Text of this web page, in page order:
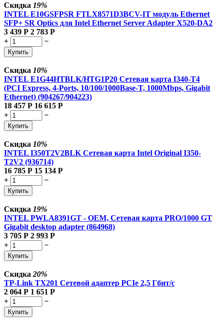
Скидка 19%
INTEL E10GSFPSR FTLX8571D3BCV-IT модуль Ethernet
SFP+ SR Optics для Intel Ethernet Server Adapter X520-DA2
3 439 Р 2 783 Р
+
−
Купить
Скидка 10%
INTEL E1G44HTBLK/HTG1P20 Сетевая карта I340-T4
(PCI Express, 4-Ports, 10/100/1000Base-T, 1000Mbps, Gigabit
Ethernet) (904267/904223)
18 457 Р 16 615 Р
+
−
Купить
Скидка 10%
INTEL I350T2V2BLK Сетевая карта Intel Original I350-
T2V2 (936714)
16 785 Р 15 134 Р
+
−
Купить
Скидка 19%
INTEL PWLA8391GT - OEM, Сетевая карта PRO/1000 GT
Gigabit desktop adapter (864968)
3 705 Р 2 993 Р
+
−
Купить
Скидка 20%
TP-Link TX201 Сетевой адаптер PCIe 2,5 Гбит/с
2 064 Р 1 651 Р
+
−
Купить